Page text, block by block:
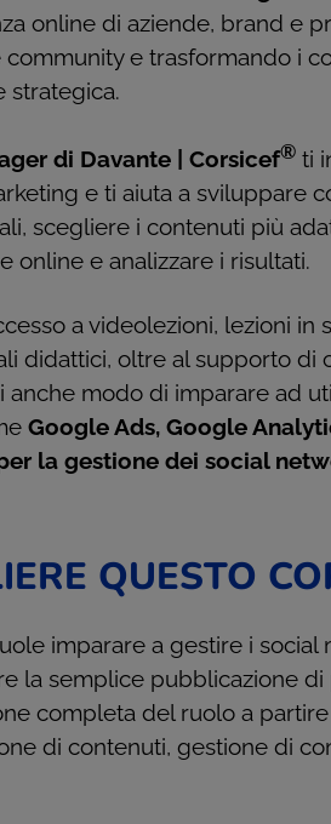
online di aziende, brand e
e trasformando i
strategica.
di Davante | Corsicef® ti
e ti aiuta a sviluppare
scegliere i contenuti più
online e analizzare i risultati.
a videolezioni, lezioni in
didattici, oltre al supporto di
anche modo di imparare ad
Google Ads, Google
la gestione dei social
QUESTO
imparare a gestire i social
la semplice pubblicazione di
completa del ruolo a
di contenuti, gestione di